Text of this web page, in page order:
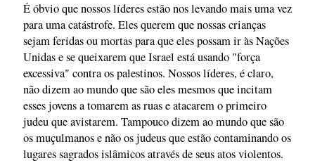
É óbvio que nossos líderes estão nos levando mais uma vez
para uma catástrofe. Eles querem que nossas crianças
sejam feridas ou mortas para que eles possam ir às Nações
Unidas e se queixarem que Israel está usando "força
excessiva" contra os palestinos. Nossos líderes, é claro,
não dizem ao mundo que são eles mesmos que incitam
esses jovens a tomarem as ruas e atacarem o primeiro
judeu que avistarem. Tampouco dizem ao mundo que são
os muçulmanos e não os judeus que estão contaminando os
lugares sagrados islâmicos através de seus atos violentos.